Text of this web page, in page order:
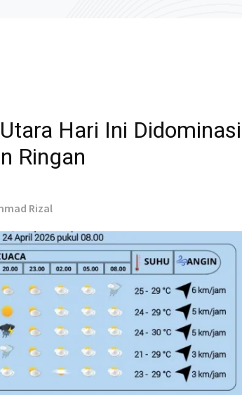
Hari Ini Didominasi
Ringan
Rizal